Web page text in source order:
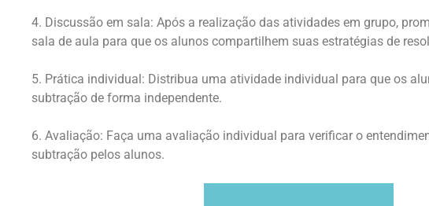
4. Discussão em sala: Após a realização das atividades em grupo,
sala de aula para que os alunos compartilhem suas estratégias de
5. Prática individual: Distribua uma atividade individual para que os
subtração de forma independente.
6. Avaliação: Faça uma avaliação individual para verificar o
subtração pelos alunos.